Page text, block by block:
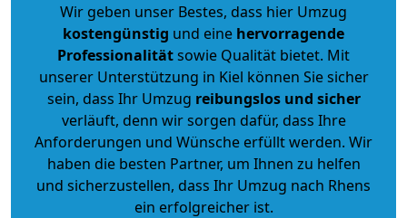
Wir geben unser Bestes, dass hier Umzug
kostengünstig und eine hervorragende
Professionalitätsowie Qualität bietet. Mit
unserer Unterstützung in Kiel können Sie sicher
sein, dass Ihr Umzug reibungslos und sicher
verläuft, denn wir sorgen dafür, dass Ihre
Anforderungen und Wünsche erfüllt werden. Wir
haben die besten Partner, um Ihnen zu helfen
und sicherzustellen, dass Ihr Umzug nach Rhens
ein erfolgreicher ist.